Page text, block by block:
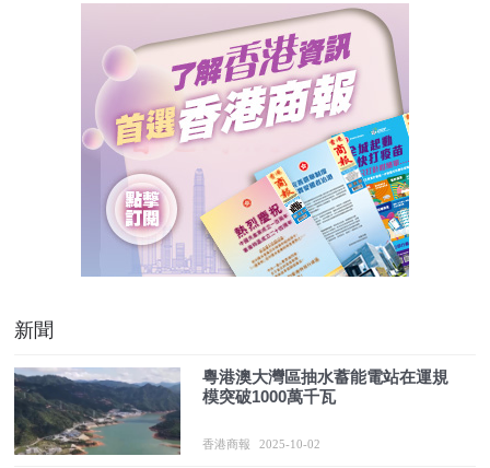
新聞
粵港澳大灣區抽水蓄能電站在運規
模突破1000萬千瓦
香港商報 2025-10-02